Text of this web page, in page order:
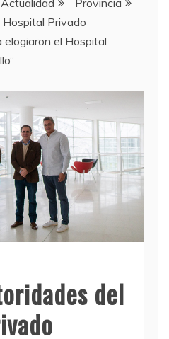
Actualidad
Provincia
Privado
el Hospital
del